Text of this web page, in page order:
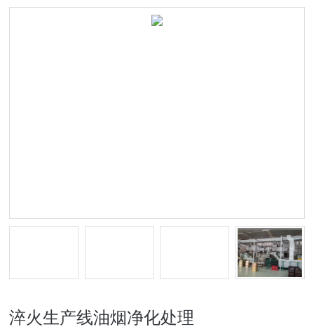
淬火生产线油烟净化处理